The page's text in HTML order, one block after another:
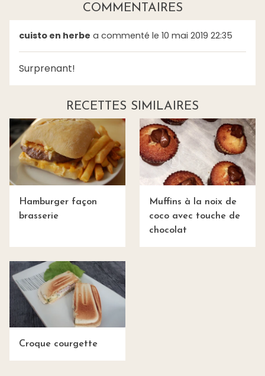
COMMENTAIRES
cuisto en herbe a commenté le 10 mai 2019 22:35
Surprenant!
RECETTES SIMILAIRES
Hamburger façon
brasserie
Muffins à la noix de
coco avec touche de
chocolat
Croque courgette